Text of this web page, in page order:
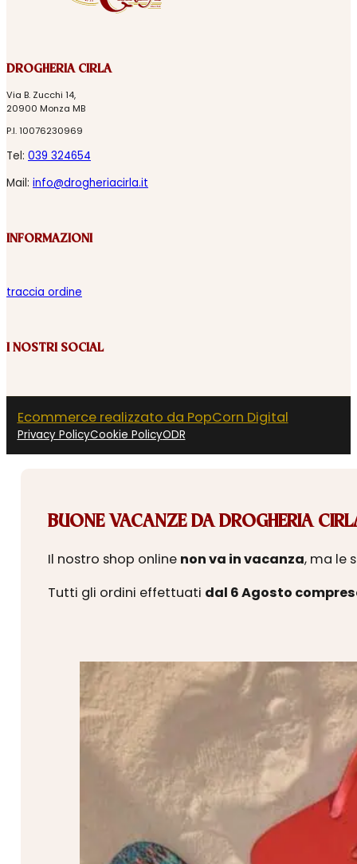
DROGHERIA CIRLA
Via B. Zucchi 14,
20900 Monza MB
P.I. 10076230969
Tel: 039 324654
Mail: info@drogheriacirla.it
INFORMAZIONI
traccia ordine
I NOSTRI SOCIAL
Ecommerce realizzato da PopCorn Digital
Privacy PolicyCookie PolicyODR
BUONE VACANZE DA DROGHERIA
Il nostro shop online non va in vacanza, ma le
Tutti gli ordini effettuati dal 6 Agosto